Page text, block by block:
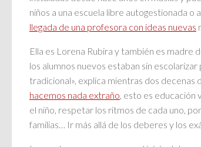
niños a una escuela libre autogestionada
llegada de una profesora con ideas nuevas
Ella es Lorena Rubira y también es madre
los alumnos nuevos estaban sin
tradicional», explica mientras dos decenas
hacemos nada extraño, esto es educación
el niño, respetar los ritmos de cada uno,
familias… Ir más allá de los deberes y los